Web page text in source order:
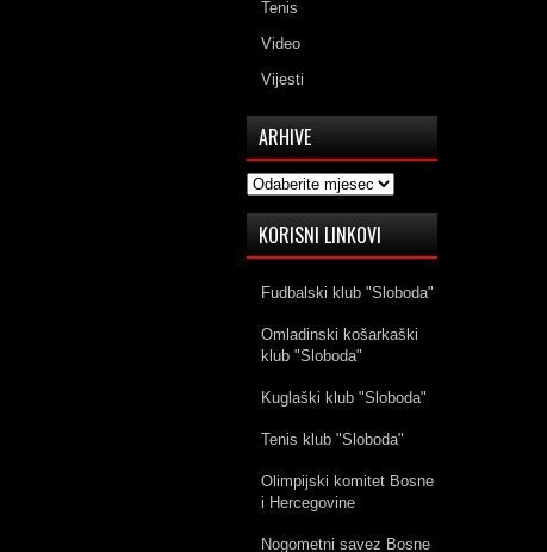
Tenis
Video
Vijesti
ARHIVE
Arhive
KORISNI LINKOVI
Fudbalski klub "Sloboda"
Omladinski košarkaški
klub "Sloboda"
Kuglaški klub "Sloboda"
Tenis klub "Sloboda"
Olimpijski komitet Bosne
i Hercegovine
Nogometni savez Bosne